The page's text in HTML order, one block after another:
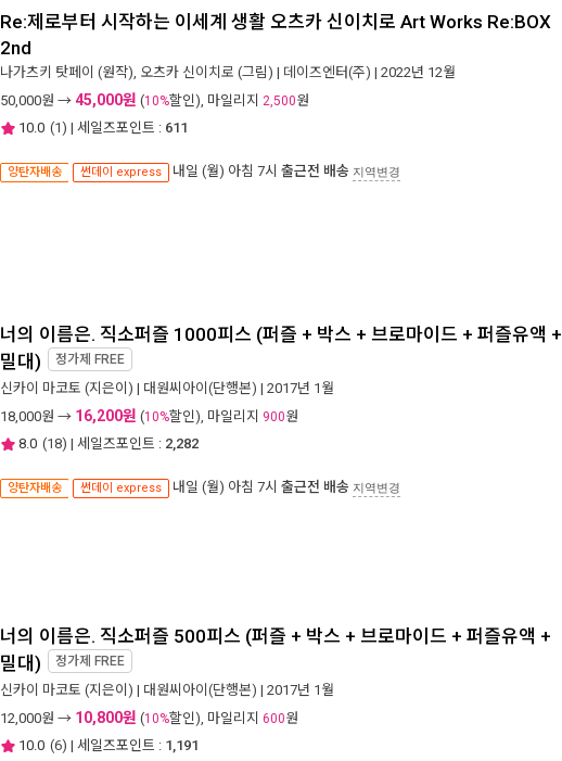
Re:제로부터 시작하는 이세계 생활 오츠카 신이치로 Art Works Re:BOX
2nd
나가츠키 탓페이 (원작), 오츠카 신이치로 (그림) | 데이즈엔터(주) | 2022년 12월
50,000원 → 45,000원 (10%할인), 마일리지 2,500원
10.0 (1) | 세일즈포인트 : 611
양탄자배송 썬데이 express 내일 (월) 아침 7시 출근전 배송 지역변경
너의 이름은. 직소퍼즐 1000피스 (퍼즐 + 박스 + 브로마이드 + 퍼즐유액 +
밀대) 정가제 FREE
신카이 마코토 (지은이) | 대원씨아이(단행본) | 2017년 1월
18,000원 → 16,200원 (10%할인), 마일리지 900원
8.0 (18) | 세일즈포인트 : 2,282
양탄자배송 썬데이 express 내일 (월) 아침 7시 출근전 배송 지역변경
너의 이름은. 직소퍼즐 500피스 (퍼즐 + 박스 + 브로마이드 + 퍼즐유액 +
밀대) 정가제 FREE
신카이 마코토 (지은이) | 대원씨아이(단행본) | 2017년 1월
12,000원 → 10,800원 (10%할인), 마일리지 600원
10.0 (6) | 세일즈포인트 : 1,191